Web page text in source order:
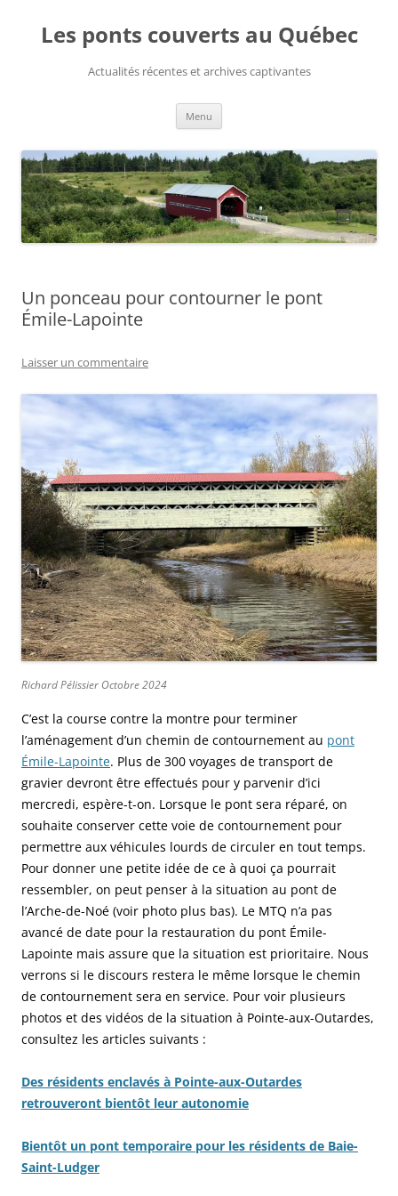
contenu
Les ponts couverts au Québec
Actualités récentes et archives captivantes
Menu
Un ponceau pour contourner le pont
Émile-Lapointe
Laisser un commentaire
Richard Pélissier Octobre 2024
C’est la course contre la montre pour terminer
l’aménagement d’un chemin de contournement au pont
Émile-Lapointe. Plus de 300 voyages de transport de
gravier devront être effectués pour y parvenir d’ici
mercredi, espère-t-on. Lorsque le pont sera réparé, on
souhaite conserver cette voie de contournement pour
permettre aux véhicules lourds de circuler en tout temps.
Pour donner une petite idée de ce à quoi ça pourrait
ressembler, on peut penser à la situation au pont de
l’Arche-de-Noé (voir photo plus bas). Le MTQ n’a pas
avancé de date pour la restauration du pont Émile-
Lapointe mais assure que la situation est prioritaire. Nous
verrons si le discours restera le même lorsque le chemin
de contournement sera en service. Pour voir plusieurs
photos et des vidéos de la situation à Pointe-aux-Outardes,
consultez les articles suivants :
Des résidents enclavés à Pointe-aux-Outardes
retrouveront bientôt leur autonomie
Bientôt un pont temporaire pour les résidents de Baie-
Saint-Ludger